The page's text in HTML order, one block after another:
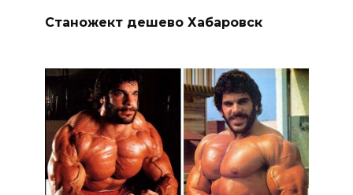
Станожект дешево Хабаровск